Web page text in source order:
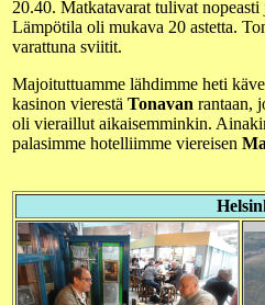
20.40. Matkatavarat tulivat
Lämpötila oli mukava 20 astetta.
varattuna sviitit.
Majoituttuamme lähdimme heti
kasinon vierestä Tonavan rantaan,
oli vieraillut aikaisemminkin.
palasimme hotelliimme viereisen